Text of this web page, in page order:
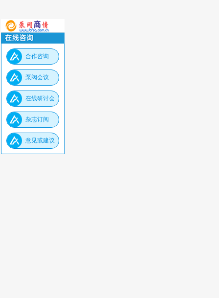
合作咨询
泵阀会议
在线研讨会
杂志订阅
意见或建议